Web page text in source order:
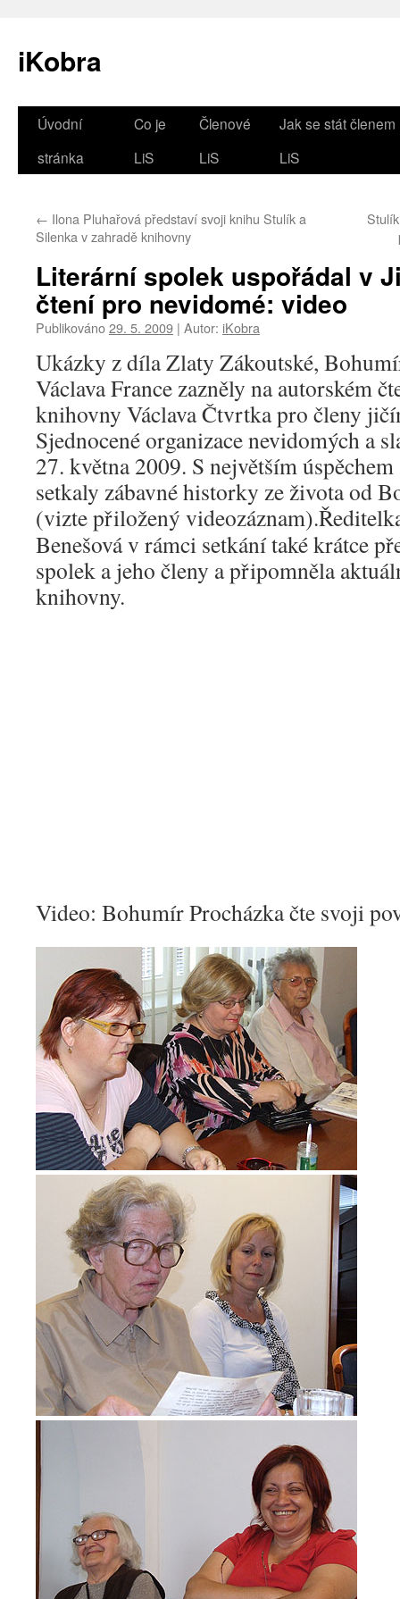
iKobra
Přejít
webu
Úvodní
stránka
Co je
LiS
Členové
LiS
Jak se stát členem
LiS
← Ilona Pluhařová představí svoji knihu Stulík a
Silenka v zahradě knihovny
Literární spolek uspořádal v
čtení pro nevidomé: video
Publikováno29. 5. 2009 | Autor: iKobra
Ukázky z díla Zlaty Zákoutské,
Václava France zazněly na autorském
knihovny Václava Čtvrtka pro členy
Sjednocené organizace nevidomých a
27. května 2009. S největším
setkaly zábavné historky ze života od
(vizte přiložený videozáznam).
Benešová v rámci setkání také krátce
spolek a jeho členy a připomněla
knihovny.
Video: Bohumír Procházka čte svoji